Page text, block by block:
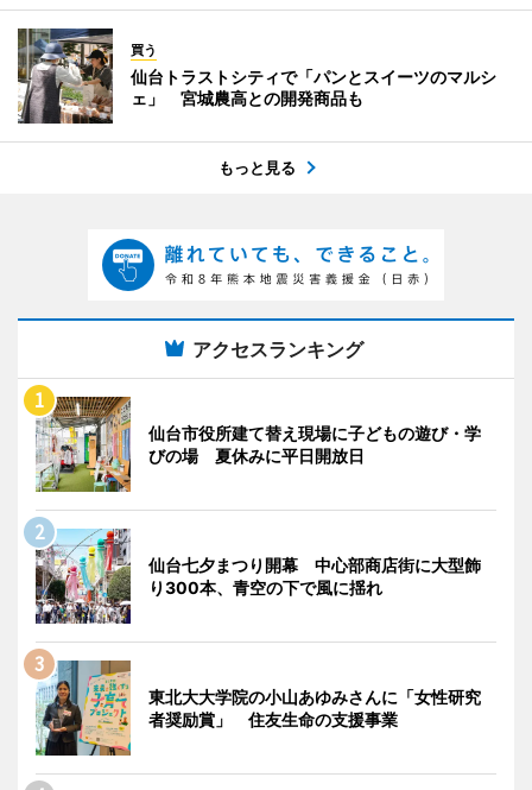
買う
仙台トラストシティで「パンとスイーツのマルシ
ェ」 宮城農高との開発商品も
もっと見る
アクセスランキング
仙台市役所建て替え現場に子どもの遊び・学
びの場 夏休みに平日開放日
仙台七夕まつり開幕 中心部商店街に大型飾
り300本、青空の下で風に揺れ
東北大大学院の小山あゆみさんに「女性研究
者奨励賞」 住友生命の支援事業